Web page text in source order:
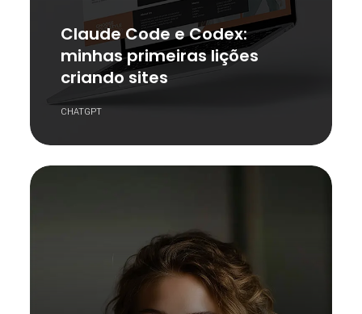
Claude Code e Codex:
minhas primeiras lições
criando sites
CHATGPT